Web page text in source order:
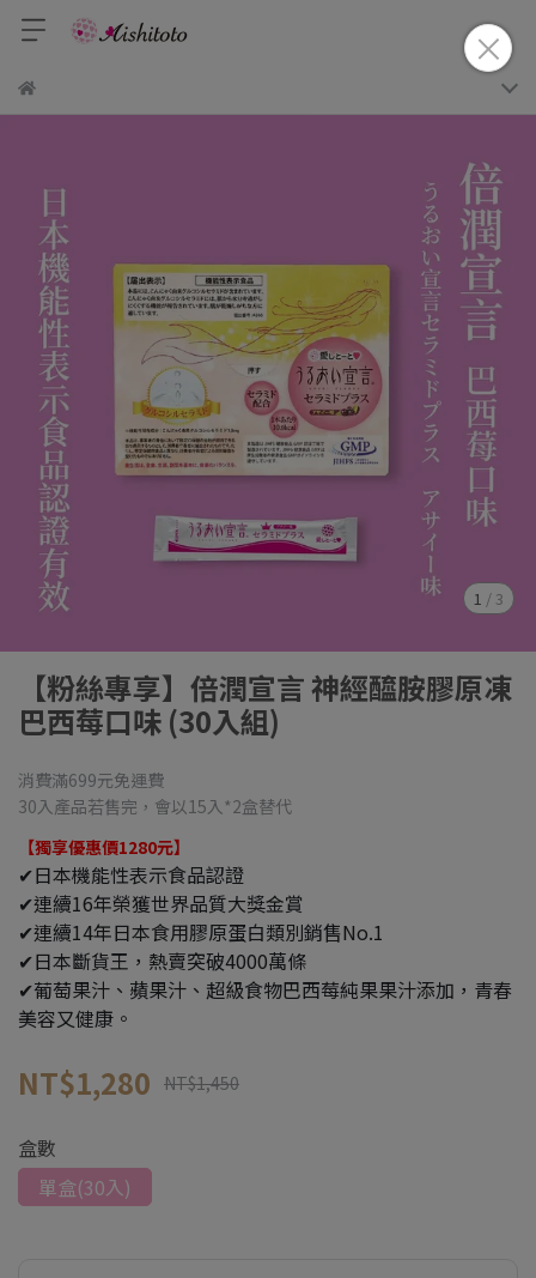
1 / 3
【粉絲專享】倍潤宣言 神經醯胺膠原凍
巴西莓口味 (30入組)
消費滿699元免運費
30入產品若售完，會以15入*2盒替代
【獨享優惠價1280元】
✔日本機能性表示食品認證
✔連續16年榮獲世界品質大獎金賞
✔連續14年日本食用膠原蛋白類別銷售No.1
✔日本斷貨王，熱賣突破4000萬條
✔葡萄果汁、蘋果汁、超級食物巴西莓純果果汁添加，青春
美容又健康。
NT$1,280 NT$1,450
盒數
單盒(30入)